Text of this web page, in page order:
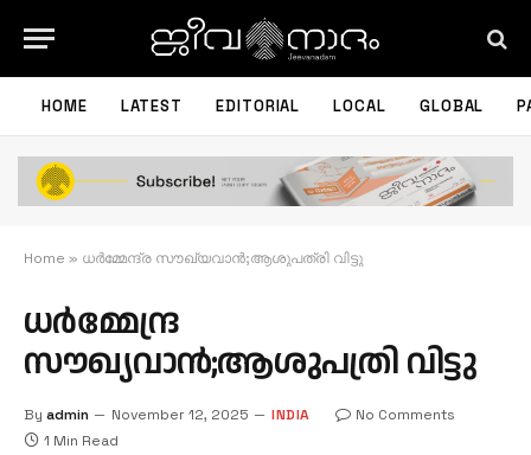
HOME LATEST EDITORIAL LOCAL GLOBAL
Home » ധര്‍മ്മേന്ദ്ര സൗഖ്യവാൻ;ആശുപത്രി വിട്ടു
ധര്‍മ്മേന്ദ്ര
സൗഖ്യവാൻ;ആശുപത്രി വിട്ടു
By admin November 12, 2025 INDIA
No Comments
1 Min Read